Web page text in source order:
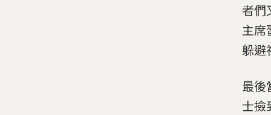
者們
主席
躲避
最後
士撿